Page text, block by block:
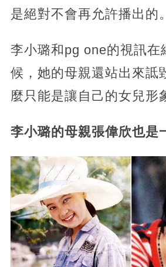
是絕對不會再允許播出的。
李小璐和pg one的視訊在
候，她的母親還站出來詆
麼只能是讓自己的女兒形
李小璐的母親張偉欣也是